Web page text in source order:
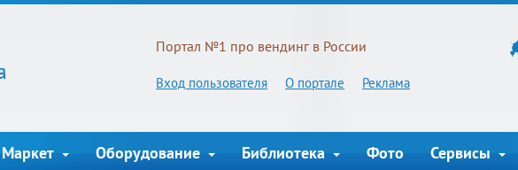
Портал №1 про вендинг в России
Вход пользователя О портале Реклама
Маркет Оборудование Библиотека Фото Сервисы